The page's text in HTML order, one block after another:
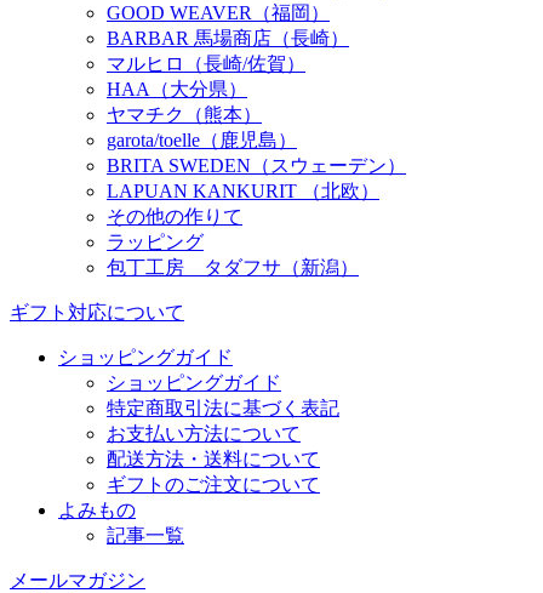
GOOD WEAVER（福岡）
BARBAR 馬場商店（長崎）
マルヒロ（長崎/佐賀）
HAA（大分県）
ヤマチク（熊本）
garota/toelle（鹿児島）
BRITA SWEDEN（スウェーデン）
LAPUAN KANKURIT （北欧）
その他の作りて
ラッピング
包丁工房 タダフサ（新潟）
ギフト対応について
ショッピングガイド
ショッピングガイド
特定商取引法に基づく表記
お支払い方法について
配送方法・送料について
ギフトのご注文について
よみもの
記事一覧
メールマガジン